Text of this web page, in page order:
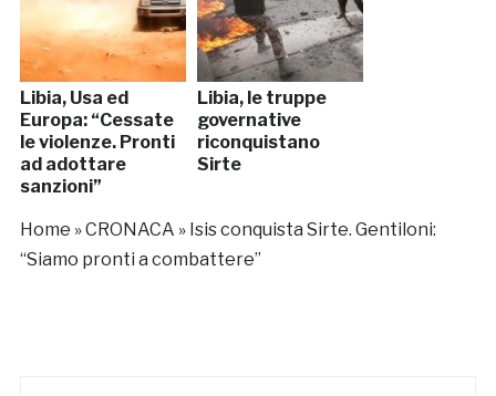
Libia, Usa ed
Europa: “Cessate
le violenze. Pronti
ad adottare
sanzioni”
Libia, le truppe
governative
riconquistano
Sirte
Home »CRONACA » Isis conquista Sirte. Gentiloni:
“Siamo pronti a combattere”